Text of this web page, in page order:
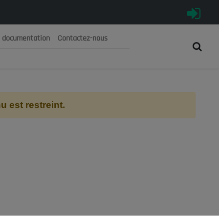
الجزائرية الديمقراطية الشعبية
documentation Contactez-nous
est restreint.